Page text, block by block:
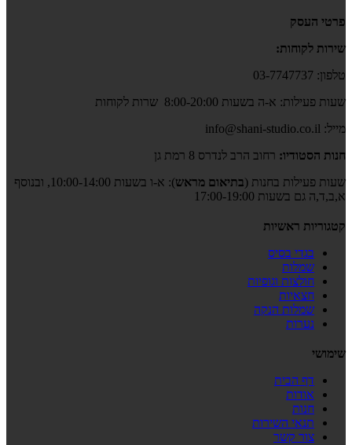
פרטי העסק
שירות לקוחות:
טלפון: 03-7747737
שעות פעילות: א-ה בשעות 8:00-20:00 שרות לקוחות
מייל: info@shani-studio.co.il
חנות הסטודיו: רחוב הרב לנדרס 8 רמת גן
שעות פעילות בחנות (בתיאום מראש
): א-ו בשעות 10:00-14:00, ובנוסף
א,ב,ד,ה גם בשעות 17:00-19:00
קטגוריות ראשיות
בגדי בסיס
שמלות
חולצות וגופיות
חצאיות
שמלות הנקה
נערות
שימושי
דף הבית
אודות
חנות
תנאי השירות
צור קשר